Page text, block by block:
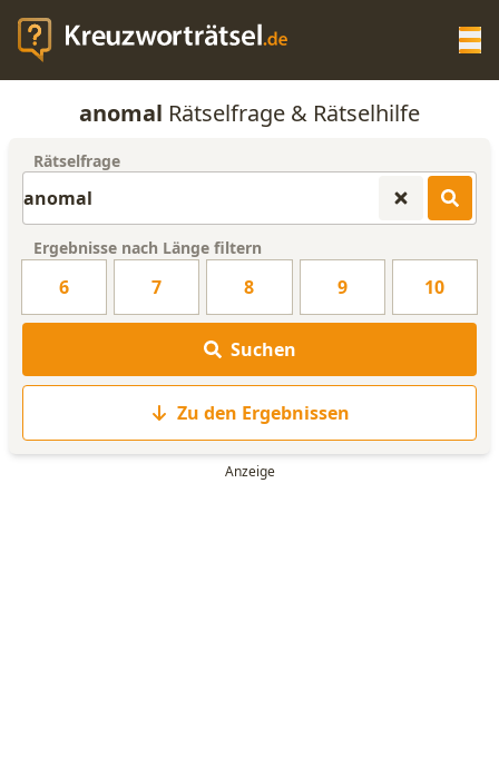
KREUZWORTRÄTSEL-HILFE
WORTLISTE
anomal Rätselfrage & Rätselhilfe
Rätselfrage
Ergebnisse nach Länge filtern
6 7 8 9 10
Suchen
Zu den Ergebnissen